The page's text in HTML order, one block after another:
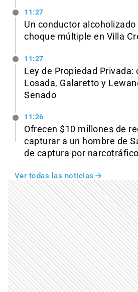
11:27
Un conductor alcoholizado
choque múltiple en Villa
11:27
Ley de Propiedad Privada:
Losada, Galaretto y
Senado
11:26
Ofrecen $10 millones de
capturar a un hombre de
de captura por
Ver todas las noticias